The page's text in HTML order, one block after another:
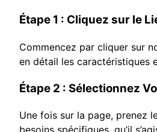
Étape 1 : Cliquez sur le
Commencez par cliquer sur
en détail les caractéristiques
Étape 2 : Sélectionnez
Une fois sur la page, prenez